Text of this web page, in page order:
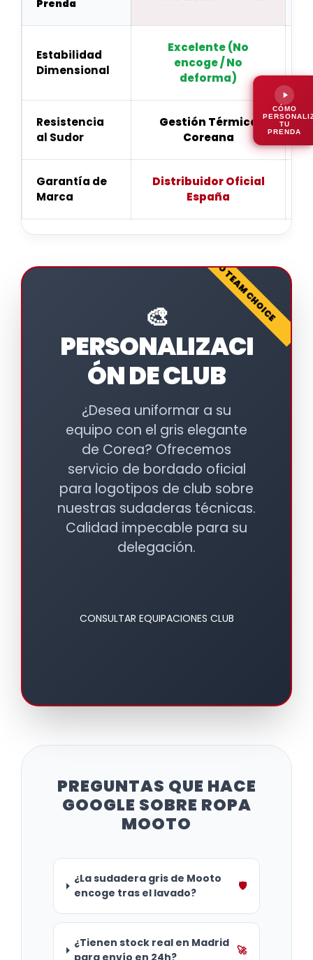
Prenda
Estabilidad
Dimensional
Excelente (No
encoge / No
deforma)
Resistencia
al Sudor
Gestión Térmica
Coreana
Garantía de
Marca
Distribuidor Oficial
España
🎨
PERSONALIZACI
ÓN DE CLUB
¿Desea uniformar a su
equipo con el gris elegante
de Corea? Ofrecemos
servicio de bordado oficial
para logotipos de club sobre
nuestras sudaderas técnicas.
Calidad impecable para su
delegación.
CONSULTAR EQUIPACIONES CLUB
PRO TEAM CHOICE
PREGUNTAS QUE HACE
GOOGLE SOBRE ROPA
MOOTO
¿La sudadera gris de Mooto
encoge tras el lavado?
🛡️
¿Tienen stock real en Madrid
🚀
CÓMO
TU
PRENDA